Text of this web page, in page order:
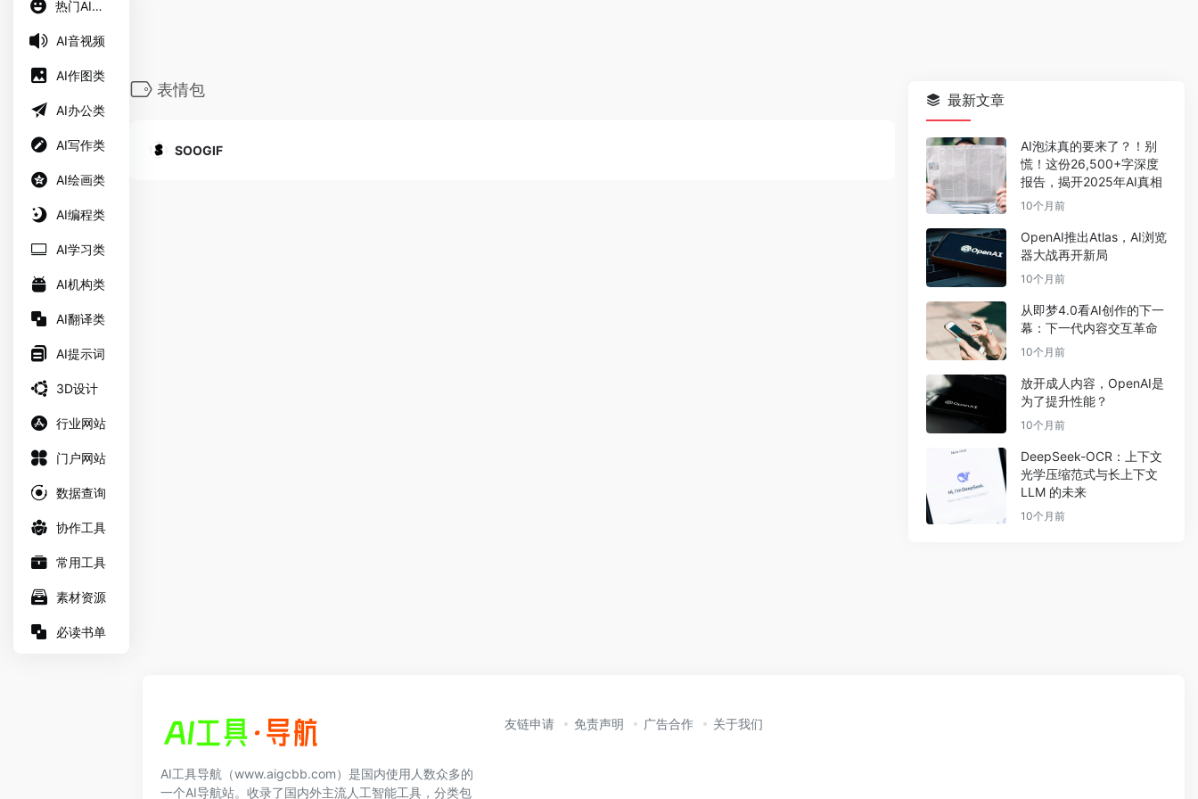
热门AI工具
AI音视频
AI作图类
AI办公类
AI写作类
AI绘画类
AI编程类
AI学习类
AI机构类
AI翻译类
AI提示词
3D设计
行业网站
门户网站
数据查询
协作工具
常用工具
素材资源
必读书单
表情包
SOOGIF
最新文章
AI泡沫真的要来了？！别
慌！这份26,500+字深度
报告，揭开2025年AI真相
10个月前
OpenAI推出Atlas，AI浏览
器大战再开新局
10个月前
从即梦4.0看AI创作的下一
幕：下一代内容交互革命
10个月前
放开成人内容，OpenAI是
为了提升性能？
10个月前
DeepSeek-OCR：上下文
光学压缩范式与长上下文
LLM 的未来
10个月前
AI工具导航（www.aigcbb.com）是国内使用人数众多的
一个AI导航站。收录了国内外主流人工智能工具，分类包
友链申请 免责声明 广告合作 关于我们